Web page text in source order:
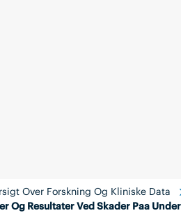
Over Forskning Og Kliniske Data
Og Resultater Ved Skader Paa